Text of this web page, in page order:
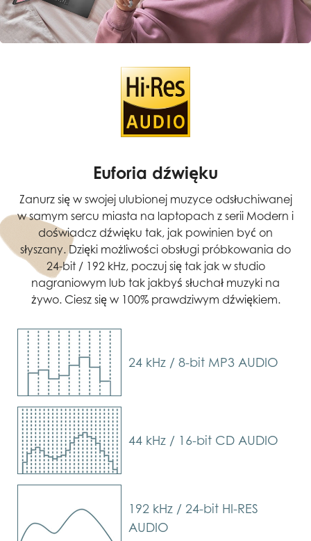
Euforia dźwięku
Zanurz się w swojej ulubionej muzyce odsłuchiwanej
w samym sercu miasta na laptopach z serii Modern i
doświadcz dźwięku tak, jak powinien być on
słyszany. Dzięki możliwości obsługi próbkowania do
24-bit / 192 kHz, poczuj się tak jak w studio
nagraniowym lub tak jakbyś słuchał muzyki na
żywo. Ciesz się w 100% prawdziwym dźwiękiem.
24 kHz / 8-bit MP3 AUDIO
44 kHz / 16-bit CD AUDIO
192 kHz / 24-bit HI-RES
AUDIO